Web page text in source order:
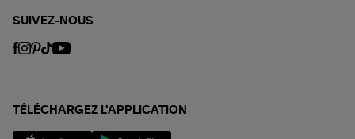
SUIVEZ-NOUS
TÉLÉCHARGEZ L'APPLICATION